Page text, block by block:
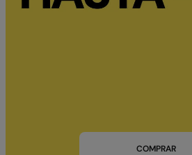
COMPRAR